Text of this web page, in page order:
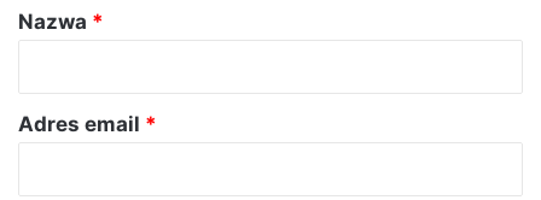
r
*
Nazwa *
Adres email *